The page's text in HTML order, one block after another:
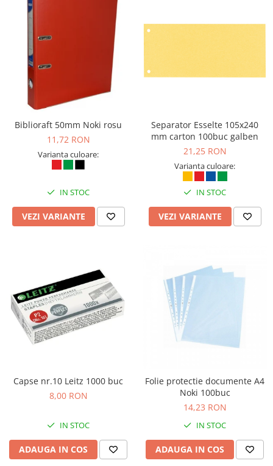
Copii - tricouri si hanorace
Flipchart-uri
Ecrane Interactive
Sisteme de afisare
Ecrane de proiectie
Table magnetice (whiteboard-uri)
Electronice si accesorii tech
Gadgeturi mobile
Securitate digitala
Adaptoare de calatorie
Baterii si acumulatori
Incarcatoare cu fir si auto
Ceasuri smart - Smartwatch
Baterii externe - Powerbanks
Accesorii localizare (FindMy)
Standuri PC si suporturi
ergonomice
Periferice PC si accesorii
Ergnonomice
Biblioraft 50mm Noki rosu
11,72 RON
Varianta culoare:
IN STOC
VEZI VARIANTE
Separator Esselte 105x240
mm carton 100buc galben
21,25 RON
Varianta culoare:
IN STOC
VEZI VARIANTE
Capse nr.10 Leitz 1000 buc
8,00 RON
IN STOC
ADAUGA IN COS
Folie protectie documente A4
Noki 100buc
14,23 RON
IN STOC
ADAUGA IN COS